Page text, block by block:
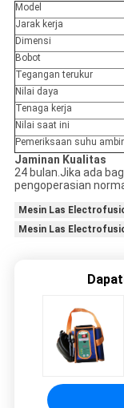
Model
Jarak kerja
Dimensi
Bobot
Tegangan terukur
Nilai daya
Tenaga kerja
Nilai saat ini
Pemeriksaan suhu
Jaminan Kualitas
24 bulan.Jika ada
pengoperasian
Mesin Las
Mesin Las